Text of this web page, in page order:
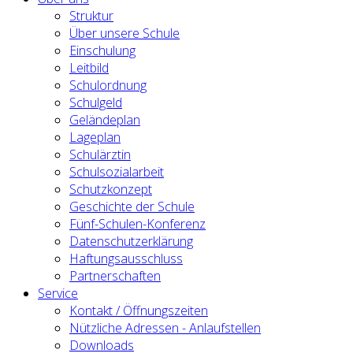
Struktur
Über unsere Schule
Einschulung
Leitbild
Schulordnung
Schulgeld
Geländeplan
Lageplan
Schulärztin
Schulsozialarbeit
Schutzkonzept
Geschichte der Schule
Fünf-Schulen-Konferenz
Datenschutzerklärung
Haftungsausschluss
Partnerschaften
Service
Kontakt / Öffnungszeiten
Nützliche Adressen - Anlaufstellen
Downloads